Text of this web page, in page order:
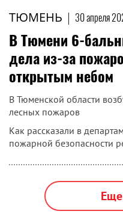
ТЮМЕНЬ | 30 апреля
В Тюмени 6-
дела из-за
открытым небом
В Тюменской области
лесных пожаров
Как рассказали в
пожарной безопасности